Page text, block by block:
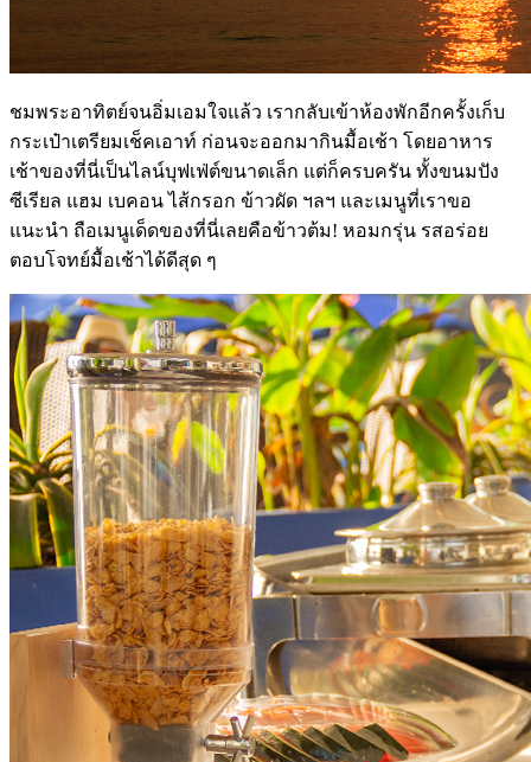
ชมพระอาทิตย์จนอิ่มเอมใจแล้ว เรากลับเข้าห้องพักอีกครั้งเก็บ
กระเป๋าเตรียมเช็คเอาท์ ก่อนจะออกมากินมื้อเช้า โดยอาหาร
เช้าของที่นี่เป็นไลน์บุฟเฟ่ต์ขนาดเล็ก แต่ก็ครบครัน ทั้งขนมปัง
ซีเรียล แฮม เบคอน ไส้กรอก ข้าวผัด ฯลฯ และเมนูที่เราขอ
แนะนำ ถือเมนูเด็ดของที่นี่เลยคือข้าวต้ม! หอมกรุ่น รสอร่อย
ตอบโจทย์มื้อเช้าได้ดีสุด ๆ